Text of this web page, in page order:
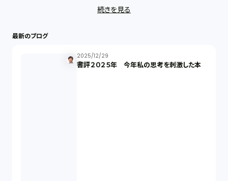
最近の話題（122）
続きを見る
最新のブログ
2025/12/29
書評２０２５年 今年私の思考を刺激した本